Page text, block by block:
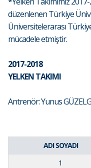
düzenlenen Türkiye
Üniversitelerarası
mücadele etmiştir.
2017-2018
YELKEN TAKIMI
Antrenör: Yunus
ADI SOYADI
1